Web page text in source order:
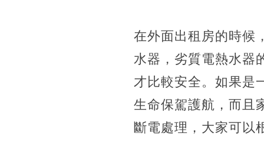
在外面出租房的時候
水器，劣質電熱水器
才比較安全。如果是
生命保駕護航，而且
斷電處理，大家可以